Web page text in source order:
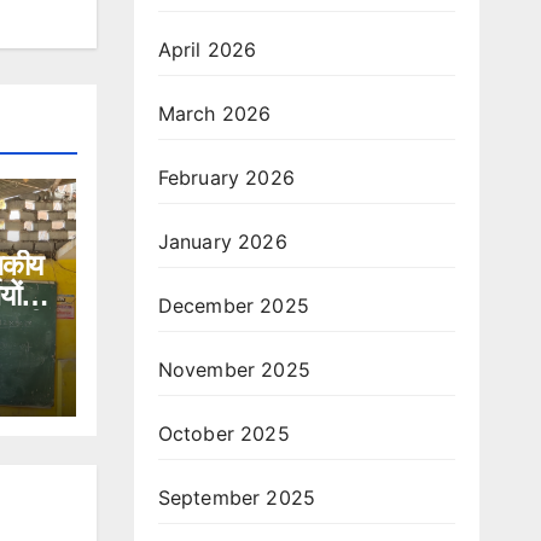
की
April 2026
March 2026
February 2026
January 2026
December 2025
November 2025
October 2025
September 2025